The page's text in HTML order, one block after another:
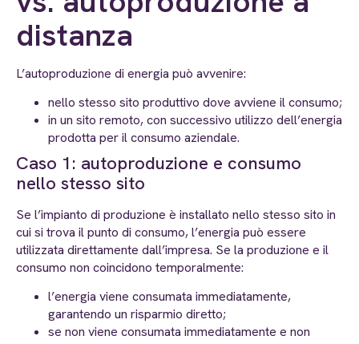
distanza
L’autoproduzione di energia può avvenire:
nello stesso sito produttivo dove avviene il consumo;
in un sito remoto, con successivo utilizzo dell’energia
prodotta per il consumo aziendale.
Caso 1: autoproduzione e consumo
nello stesso sito
Se l’impianto di produzione è installato nello stesso sito in
cui si trova il punto di consumo, l’energia può essere
utilizzata direttamente dall’impresa. Se la produzione e il
consumo non coincidono temporalmente:
l’energia viene consumata immediatamente,
garantendo un risparmio diretto;
se non viene consumata immediatamente e non